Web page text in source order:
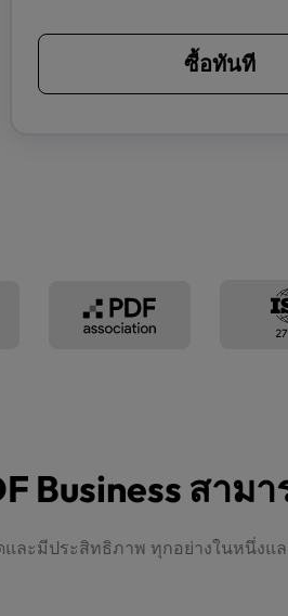
ซื้อทันที
Business สา
และมีประสิทธิภาพ ทุกอย่างในหนึ่